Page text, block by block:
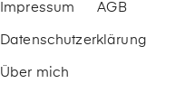
Impressum AGB
Datenschutzerklärung
Über mich